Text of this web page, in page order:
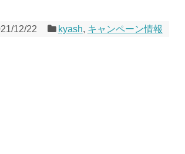
12/22 kyash, キャンペーン情報